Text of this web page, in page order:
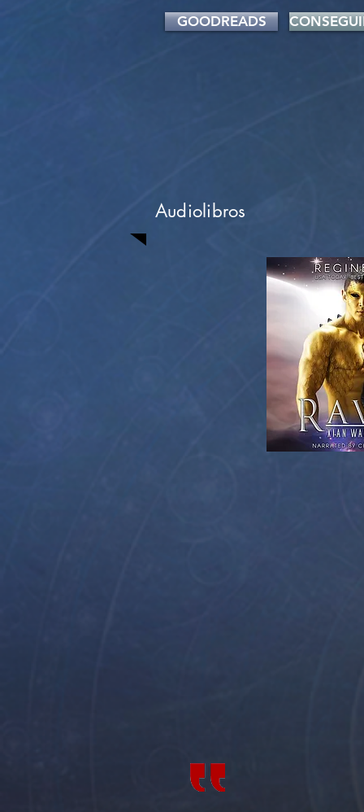
GOODREADS
Audiolibros